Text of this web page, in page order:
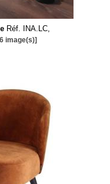
Réf. INA.LC,
image(s)]